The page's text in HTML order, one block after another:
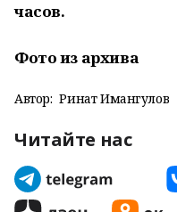
часов.
Фото из архива
Автор: Ринат Имангулов
Читайте нас